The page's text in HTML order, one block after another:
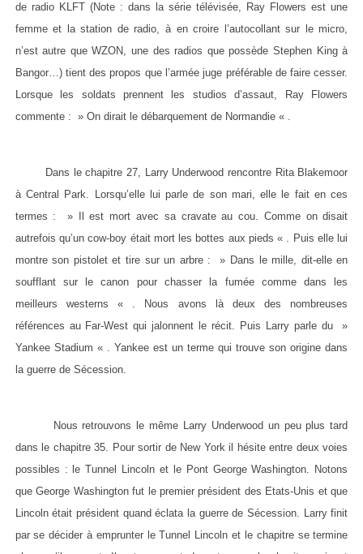
de radio KLFT (Note : dans la série télévisée, Ray Flowers est une
femme et la station de radio, à en croire l’autocollant sur le micro,
n’est autre que WZON, une des radios que possède Stephen King à
Bangor…) tient des propos que l’armée juge préférable de faire cesser.
Lorsque les soldats prennent les studios d’assaut, Ray Flowers
commente : » On dirait le débarquement de Normandie « .
Dans le chapitre 27, Larry Underwood rencontre Rita Blakemoor
à Central Park. Lorsqu’elle lui parle de son mari, elle le fait en ces
termes : » Il est mort avec sa cravate au cou. Comme on disait
autrefois qu’un cow-boy était mort les bottes aux pieds « . Puis elle lui
montre son pistolet et tire sur un arbre : » Dans le mille, dit-elle en
soufflant sur le canon pour chasser la fumée comme dans les
meilleurs westerns « . Nous avons là deux des nombreuses
références au Far-West qui jalonnent le récit. Puis Larry parle du »
Yankee Stadium « . Yankee est un terme qui trouve son origine dans
la guerre de Sécession.
Nous retrouvons le même Larry Underwood un peu plus tard
dans le chapitre 35. Pour sortir de New York il hésite entre deux voies
possibles : le Tunnel Lincoln et le Pont George Washington. Notons
que George Washington fut le premier président des Etats-Unis et que
Lincoln était président quand éclata la guerre de Sécession. Larry finit
par se décider à emprunter le Tunnel Lincoln et le chapitre se termine